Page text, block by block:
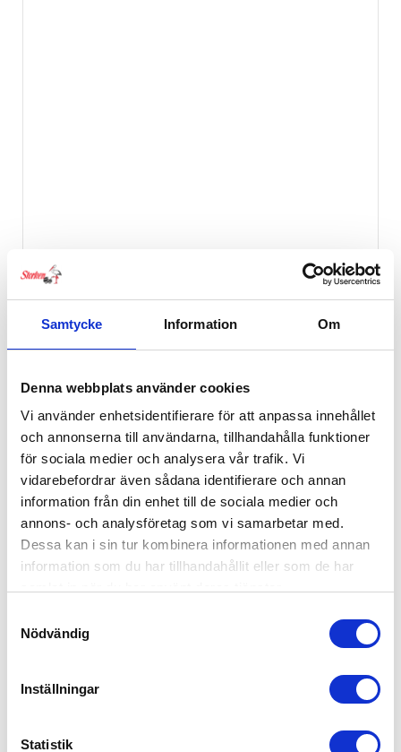
Samtycke Information Om
Denna webbplats använder cookies
Vi använder enhetsidentifierare för att anpassa innehållet
och annonserna till användarna, tillhandahålla funktioner
för sociala medier och analysera vår trafik. Vi
vidarebefordrar även sådana identifierare och annan
information från din enhet till de sociala medier och
annons- och analysföretag som vi samarbetar med.
Dessa kan i sin tur kombinera informationen med annan
information som du har tillhandahållit eller som de har
Nödvändig
Inställningar
Statistik
Klippan Ullfilt Bää
449kr